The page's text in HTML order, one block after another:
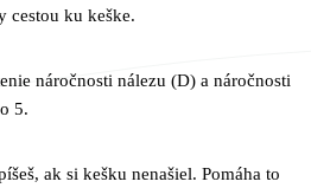
cestou ku keške.
náročnosti nálezu (D) a náročnosti
5.
ak si kešku nenašiel. Pomáha to